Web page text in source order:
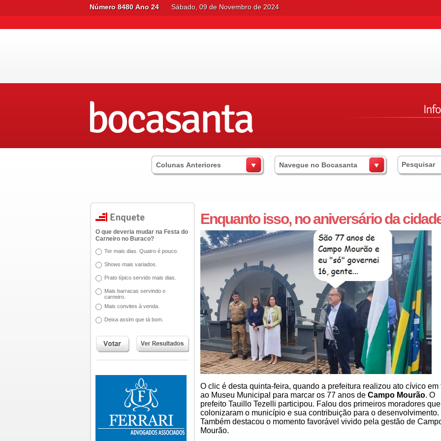
Número 8480 Ano 24 Sábado, 09 de Novembro de 2024
Colunas Anteriores Navegue no Bocasanta
O que deveria mudar na Festa do
Carneiro no Buraco?
Ter mais dias. Quatro é pouco.
Shows mais variados.
Prato típico servido mais dias.
Mais barracas servindo o
carneiro.
Mais convites à venda.
Deixa assim que tá bom.
Enquanto isso, no aniversário da
O clic é desta quinta-feira, quando a prefeitura realizou ato cívico em
ao Museu Municipal para marcar os 77 anos de Campo Mourão. O
prefeito Tauillo Tezelli participou. Falou dos primeiros moradores que
colonizaram o município e sua contribuição para o desenvolvimento.
Também destacou o momento favorável vivido pela gestão de
Mourão.